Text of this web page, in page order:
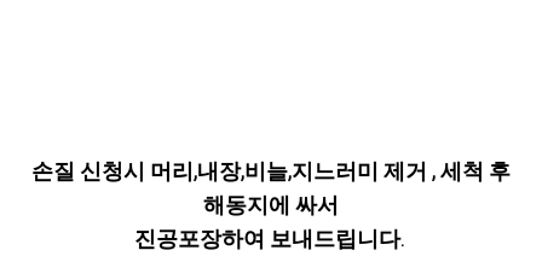
손질 신청시 머리,내장,비늘,지느러미 제거 , 세척 후
해동지에 싸서
진공포장하여 보내드립니다.